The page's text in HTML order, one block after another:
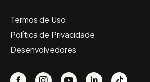
Termos de Uso
Política de Privacidade
Desenvolvedores